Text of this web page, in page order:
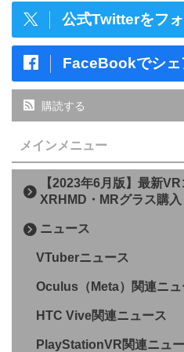
公式Twitterをフ
FaceBookでシェ
購読する
メインメニュー
【2023年6月版】最新
XRHMD・MRグラス購
ニュース
VTuberニュース
Oculus（Meta）関連ニュ
HTC Vive関連ニュース
PlayStationVR関連ニュ